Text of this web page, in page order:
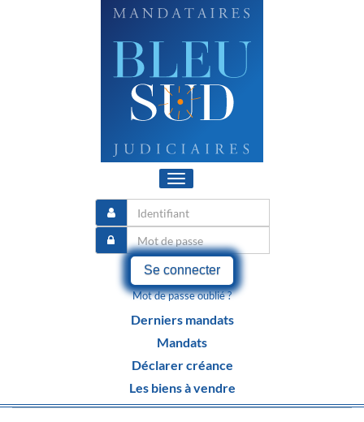
Toggle
navigation
Se connecter
Mot de passe oublié ?
Derniers mandats
Mandats
Déclarer créance
Les biens à vendre